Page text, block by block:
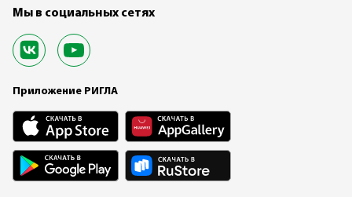
Мы в социальных сетях
Приложение РИГЛА